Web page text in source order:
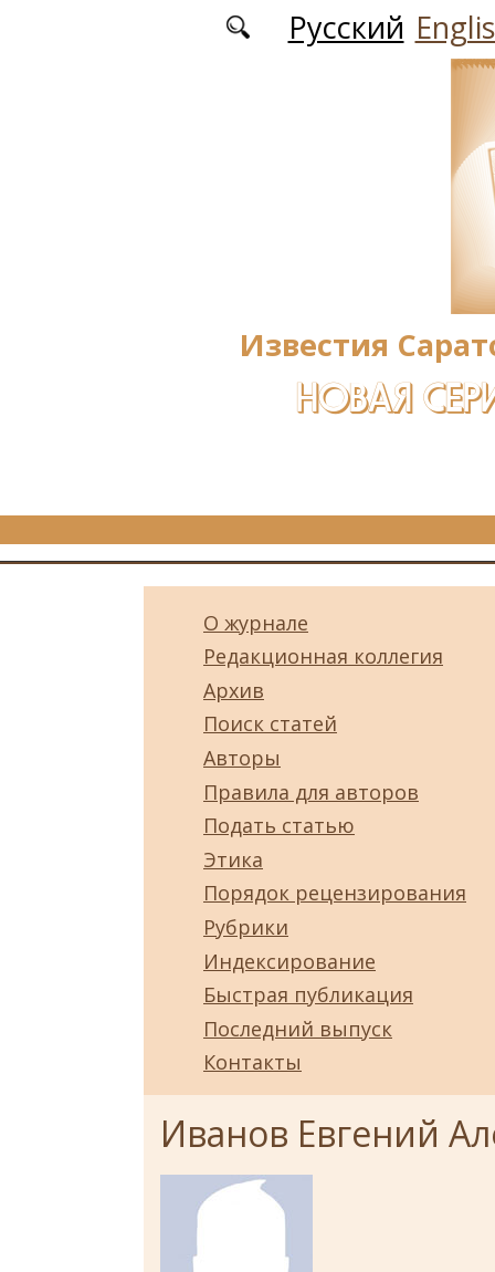
Перейти к основному содержаниюРусский
Известия
НОВАЯ
О журнале
Редакционная коллегия
Архив
Поиск статей
Авторы
Правила для авторов
Подать статью
Этика
Порядок рецензирования
Рубрики
Индексирование
Быстрая публикация
Последний выпуск
Контакты
Иванов Евгений